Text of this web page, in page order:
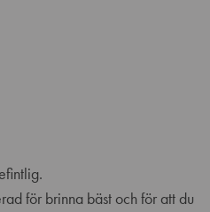
för brinna bäst och för att du